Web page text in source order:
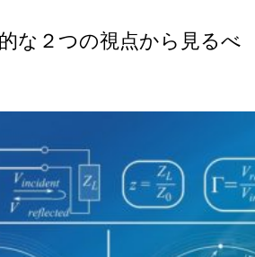
な２つの視点から見るべ